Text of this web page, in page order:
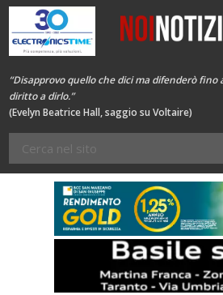
“Disapprovo quello che dici ma difenderò
diritto a dirlo.”
(Evelyn Beatrice Hall, saggio su Voltaire)